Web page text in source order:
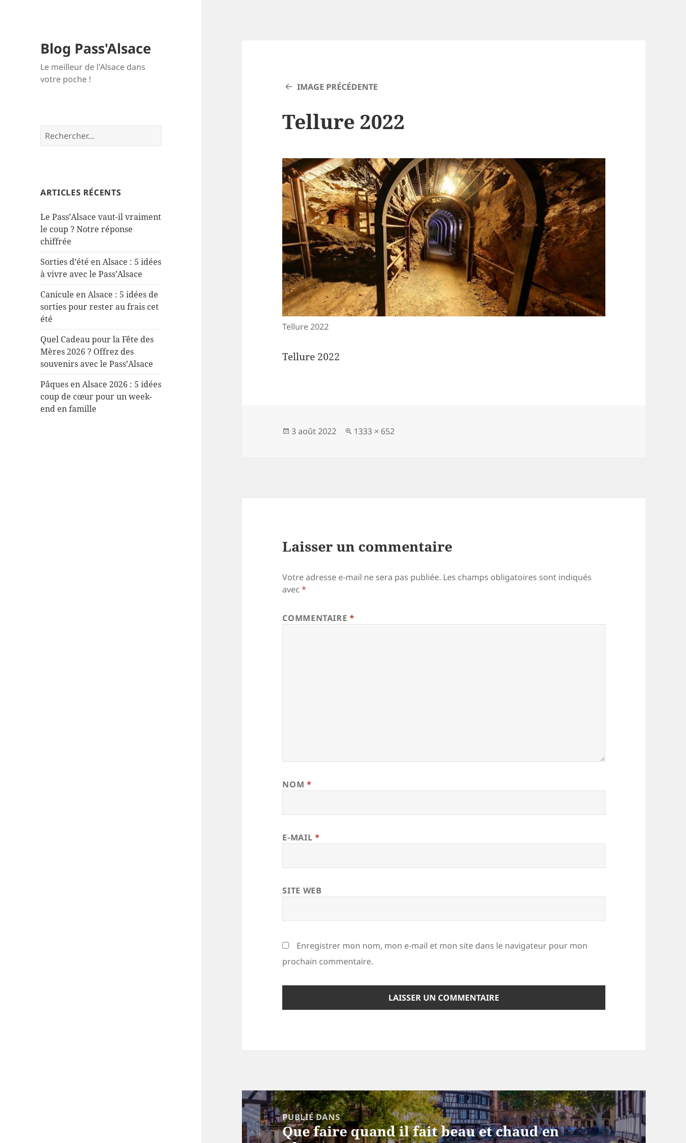
Blog Pass'Alsace
Le meilleur de l'Alsace dans
votre poche !
Rechercher :
ARTICLES RÉCENTS
Le Pass’Alsace vaut-il vraiment
le coup ? Notre réponse
chiffrée
Sorties d’été en Alsace : 5 idées
à vivre avec le Pass’Alsace
Canicule en Alsace : 5 idées de
sorties pour rester au frais cet
été
Quel Cadeau pour la Fête des
Mères 2026 ? Offrez des
souvenirs avec le Pass’Alsace
Pâques en Alsace 2026 : 5 idées
coup de cœur pour un week-
end en famille
IMAGE PRÉCÉDENTE
Tellure 2022
Tellure 2022
Tellure 2022
Publié
3 août 2022
Taille
1333 × 652
Laisser un commentaire
Votre adresse e-mail ne sera pas publiée. Les champs obligatoires sont indiqués
avec*
COMMENTAIRE*
NOM *
E-MAIL *
SITE WEB
Enregistrer mon nom, mon e-mail et mon site dans le navigateur pour mon
prochain commentaire.
Navigation
de
l’article
PUBLIÉ DANS
Que faire quand il fait beau et chaud en